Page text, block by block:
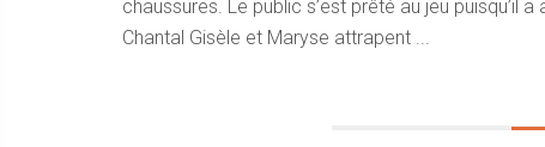
chaussures. Le public s’est prêté au jeu
Chantal Gisèle et Maryse attrapent ...